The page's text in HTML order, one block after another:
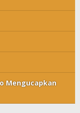
Mengucapkan